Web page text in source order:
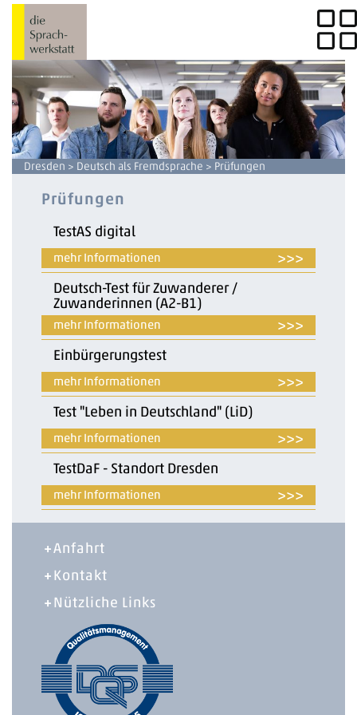
Dresden > Deutsch als Fremdsprache > Prüfungen
Prüfungen
TestAS digital
>>>
Deutsch-Test für Zuwanderer /
Zuwanderinnen (A2-B1)
>>>
Einbürgerungstest
>>>
Test "Leben in Deutschland" (LiD)
>>>
TestDaF - Standort Dresden
>>>
Anfahrt
Kontakt
Nützliche Links